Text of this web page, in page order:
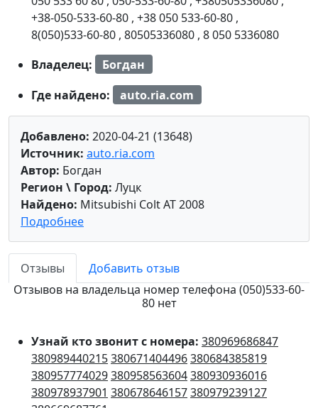
+38-050-533-60-80 , +38 050 533-60-80 ,
8(050)533-60-80 , 80505336080 , 8 050 5336080
Владелец:
Богдан
Где найдено:
auto.ria.com
Добавлено: 2020-04-21 (13648)
Источник: auto.ria.com
Автор: Богдан
Регион \ Город: Луцк
Найдено: Mitsubishi Colt AT 2008
Подробнее
Отзывы
Добавить отзыв
Отзывов на владельца номер телефона (050)533-60-
80 нет
Узнай кто звонит с номера: 380969686847
380989440215380671404496380684385819
380957774029380958563604380930936016
380978937901 380678646157380979239127